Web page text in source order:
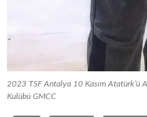
2023 TSF Antalya 10 Kasım Atatürk’ü
Kulübü GMCC